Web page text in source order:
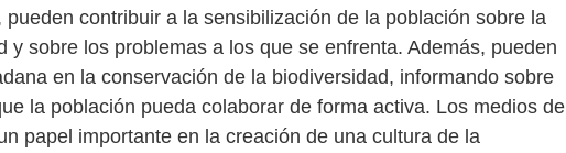
contribuir a la sensibilización de la población sobre la
y sobre los problemas a los que se enfrenta. Además, pueden
en la conservación de la biodiversidad, informando sobre
la población pueda colaborar de forma activa. Los medios de
papel importante en la creación de una cultura de la